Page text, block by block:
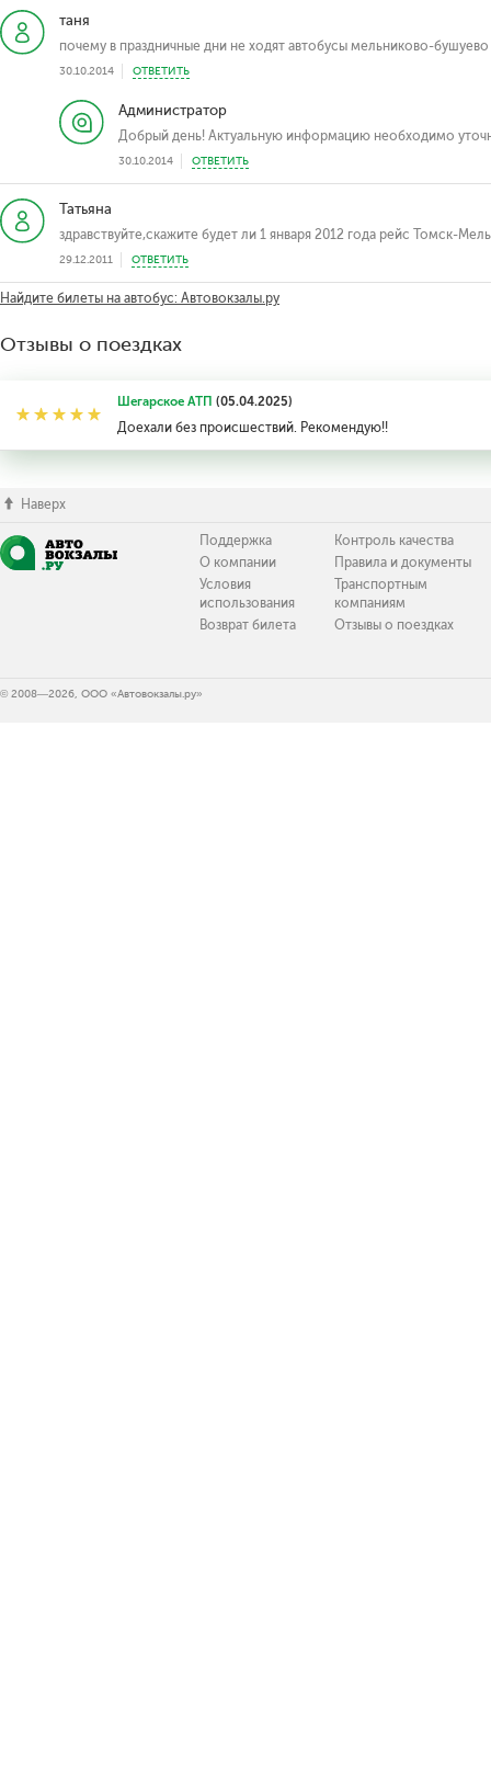
таня
почему в праздничные дни не ходят автобусы мельниково-бушуево
30.10.2014 ОТВЕТИТЬ
Администратор
Добрый день! Актуальную информацию необходимо
30.10.2014 ОТВЕТИТЬ
Татьяна
здравствуйте,скажите будет ли 1 января 2012 года рейс Томск-
29.12.2011 ОТВЕТИТЬ
Найдите билеты на автобус: Автовокзалы.ру
Отзывы о поездках
Шегарское АТП (05.04.2025)
Доехали без происшествий. Рекомендую!!
Наверх
Поддержка
О компании
Условия
использования
Возврат билета
Контроль качества
Правила и документы
Транспортным
компаниям
Отзывы о поездках
© 2008—2026, ООО «Автовокзалы.ру»